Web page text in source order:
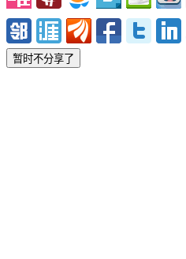
暂时不分享了